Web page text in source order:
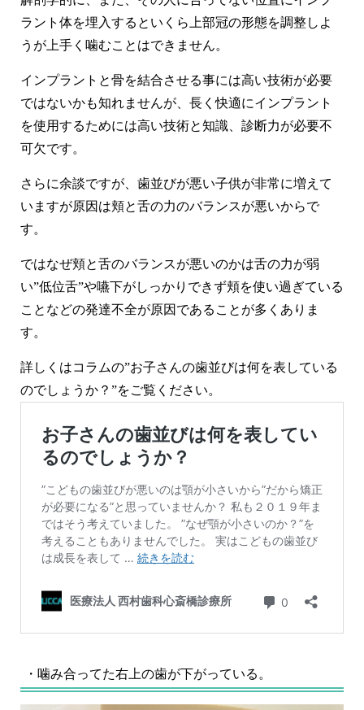
ラント体を埋入するといくら上部冠の形態を調整しよ
うが上手く噛むことはできません。
インプラントと骨を結合させる事には高い技術が必要
ではないかも知れませんが、長く快適にインプラント
を使用するためには高い技術と知識、診断力が必要不
可欠です。
さらに余談ですが、歯並びが悪い子供が非常に増えて
いますが原因は頬と舌の力のバランスが悪いからで
す。
ではなぜ頬と舌のバランスが悪いのかは舌の力が弱
い”低位舌”や嚥下がしっかりできず頬を使い過ぎている
ことなどの発達不全が原因であることが多くありま
す。
詳しくはコラムの”お子さんの歯並びは何を表している
のでしょうか？”をご覧ください。
・噛み合ってた右上の歯が下がっている。